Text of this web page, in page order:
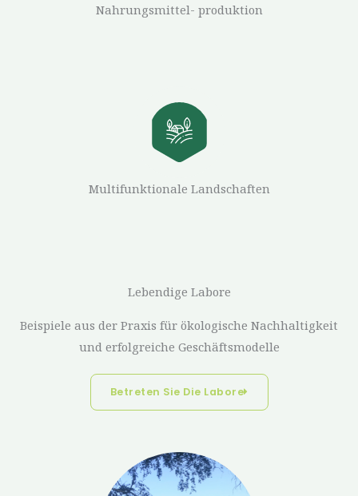
Nahrungsmittel- produktion
Multifunktionale Landschaften
Lebendige Labore
Beispiele aus der Praxis für ökologische Nachhaltigkeit
und erfolgreiche Geschäftsmodelle
Betreten Sie Die Labore